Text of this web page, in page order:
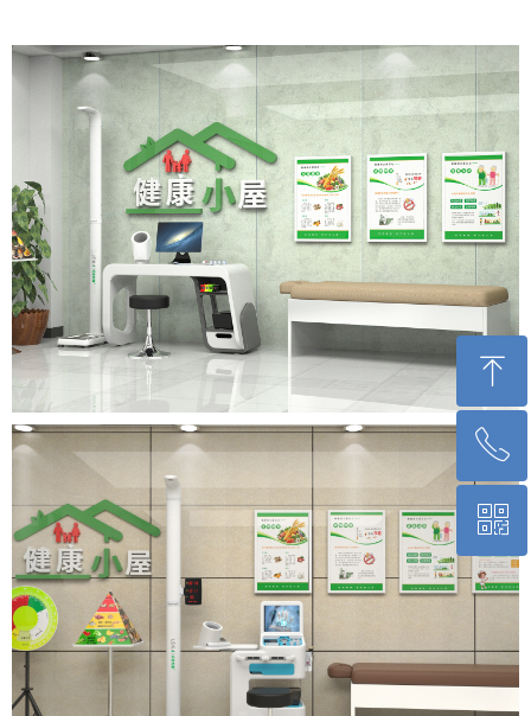
ꁸ
回到顶部
ꂅ
400-830-2029
ꀥ
微信二维码